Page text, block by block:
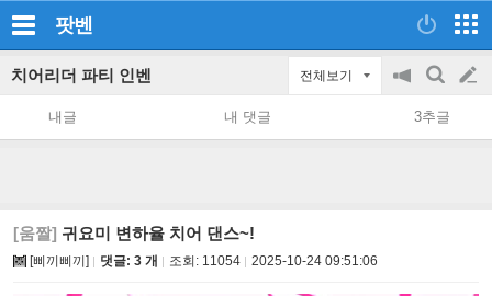
팟벤
치어리더 파티 인벤 전체보기
공
on/off
검
색
글
쓰
내글 내 댓글 3추글
[움짤] 귀요미 변하율 치어 댄스~!
[삐끼삐끼] 댓글: 3 개 조회: 11054 2025-10-24 09:51:06